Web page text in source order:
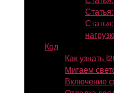
Код
Как узнать
Мигаем
Включение